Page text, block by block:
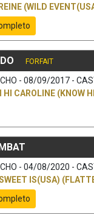
(WILD
FORFAIT
- 08/09/2017 -
HI CAROLINE (KNOW
- 04/08/2020 -
IS(USA)